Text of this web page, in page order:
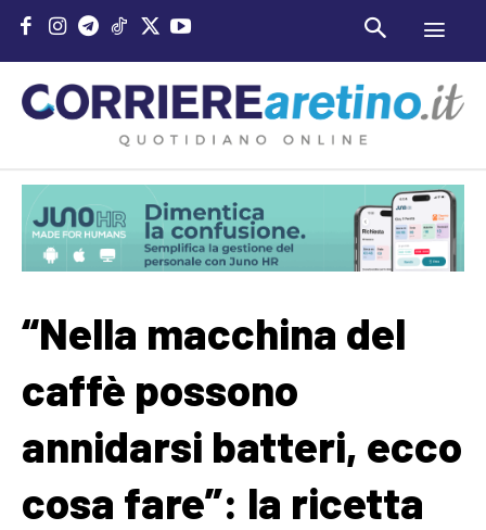
“Nella macchina del
caffè possono
annidarsi batteri, ecco
cosa fare”: la ricetta